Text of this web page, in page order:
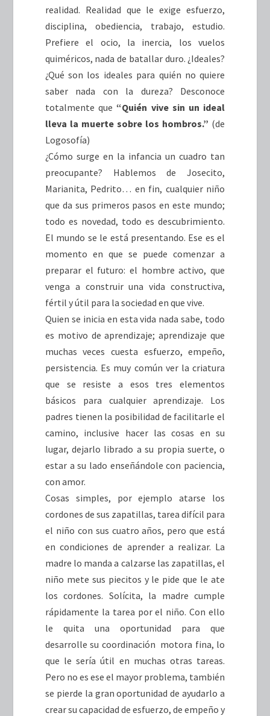
realidad. Realidad que le exige esfuerzo,
disciplina, obediencia, trabajo, estudio.
Prefiere el ocio, la inercia, los vuelos
quiméricos, nada de batallar duro. ¿Ideales?
¿Qué son los ideales para quién no quiere
saber nada con la dureza? Desconoce
totalmente que “Quién vive sin un ideal
lleva la muerte sobre los hombros.” (de
Logosofía)
¿Cómo surge en la infancia un cuadro tan
preocupante? Hablemos de Josecito,
Marianita, Pedrito… en fin, cualquier niño
que da sus primeros pasos en este mundo;
todo es novedad, todo es descubrimiento.
El mundo se le está presentando. Ese es el
momento en que se puede comenzar a
preparar el futuro: el hombre activo, que
venga a construir una vida constructiva,
fértil y útil para la sociedad en que vive.
Quien se inicia en esta vida nada sabe, todo
es motivo de aprendizaje; aprendizaje que
muchas veces cuesta esfuerzo, empeño,
persistencia. Es muy común ver la criatura
que se resiste a esos tres elementos
básicos para cualquier aprendizaje. Los
padres tienen la posibilidad de facilitarle el
camino, inclusive hacer las cosas en su
lugar, dejarlo librado a su propia suerte, o
estar a su lado enseñándole con paciencia,
con amor.
Cosas simples, por ejemplo atarse los
cordones de sus zapatillas, tarea difícil para
el niño con sus cuatro años, pero que está
en condiciones de aprender a realizar. La
madre lo manda a calzarse las zapatillas, el
niño mete sus piecitos y le pide que le ate
los cordones. Solícita, la madre cumple
rápidamente la tarea por el niño. Con ello
le quita una oportunidad para que
desarrolle su coordinación motora fina, lo
que le sería útil en muchas otras tareas.
Pero no es ese el mayor problema, también
se pierde la gran oportunidad de ayudarlo a
crear su capacidad de esfuerzo, de empeño y